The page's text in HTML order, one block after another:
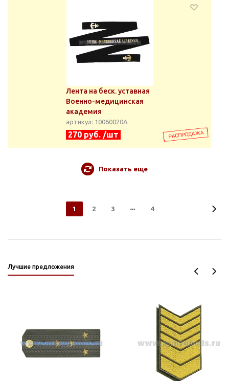
Лента на беск. уставная
Военно-медицинская
академия
артикул: 10060020А
270 руб. /шт
Показать еще
1 2 3 4
Лучшие предложения